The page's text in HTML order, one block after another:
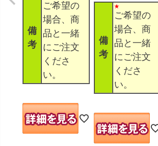
備
考
ご希望の
場合、商
品と一緒
にご注文
くださ
い。
備
考
ご希望の
場合、商
品と一緒
にご注文
くださ
い。